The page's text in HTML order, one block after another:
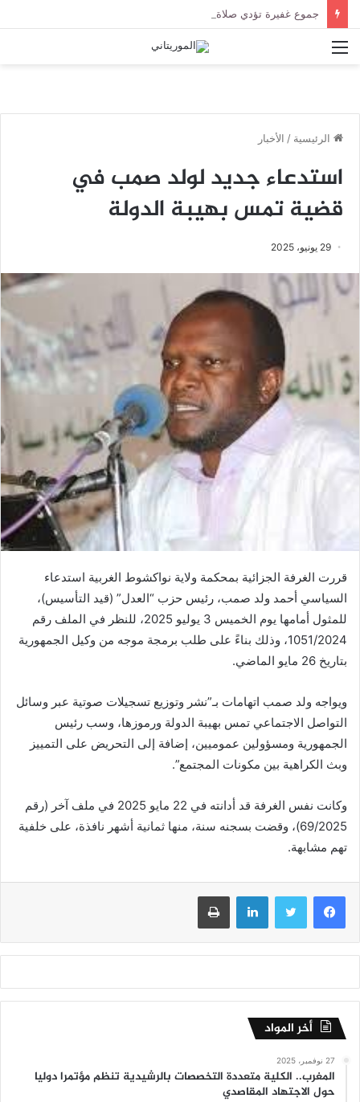
القائمة
الرئيسية / الأخبار
استدعاء جديد لولد صمب في
قضية تمس بهيبة الدولة
29 يونيو، 2025
قررت الغرفة الجزائية بمحكمة ولاية نواكشوط الغربية استدعاء
السياسي أحمد ولد صمب، رئيس حزب “العدل” (قيد التأسيس)،
للمثول أمامها يوم الخميس 3 يوليو 2025، للنظر في الملف رقم
1051/2024، وذلك بناءً على طلب برمجة موجه من وكيل الجمهورية
بتاريخ 26 مايو الماضي.
ويواجه ولد صمب اتهامات بـ”نشر وتوزيع تسجيلات صوتية عبر وسائل
التواصل الاجتماعي تمس بهيبة الدولة ورموزها، وسب رئيس
الجمهورية ومسؤولين عموميين، إضافة إلى التحريض على التمييز
وبث الكراهية بين مكونات المجتمع”.
وكانت نفس الغرفة قد أدانته في 22 مايو 2025 في ملف آخر (رقم
69/2025)، وقضت بسجنه سنة، منها ثمانية أشهر نافذة، على خلفية
تهم مشابهة.
فيسبوك تويتر لينكدإن طباعة
أخر المواد
27 نوفمبر، 2025
المغرب.. الكلية متعددة التخصصات بالرشيدية تنظم مؤتمرا دوليا
حول الاجتهاد المقاصدي